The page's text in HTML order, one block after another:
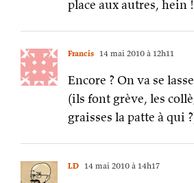
place aux autres, hein
Francis 14 mai 2010 à 12h11
Encore ? On va se
(ils font grève, les
graisses la patte à qui
LD 14 mai 2010 à 14h17